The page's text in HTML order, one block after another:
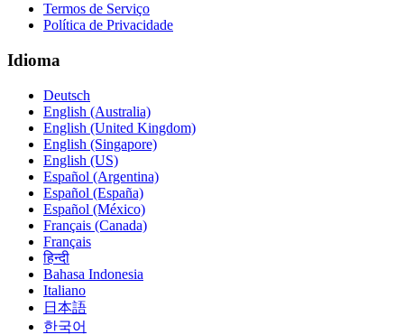
Termos de Serviço
Política de Privacidade
Idioma
Deutsch
English (Australia)
English (United Kingdom)
English (Singapore)
English (US)
Español (Argentina)
Español (España)
Español (México)
Français (Canada)
Français
हिन्दी
Bahasa Indonesia
Italiano
日本語
한국어